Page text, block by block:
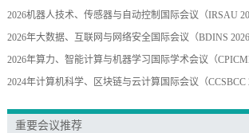
2026机器人技术、传感器与自动控制国际会议（IRSAU
2026年大数据、互联网与网络安全国际会议（BDINS
2026年算力、智能计算与机器学习国际学术会议（
2024年计算机科学、区块链与云计算国际会议（CCSBCC
重要会议推荐